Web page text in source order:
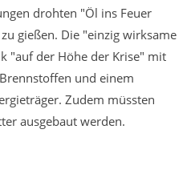
drohten "Öl ins Feuer
gießen. Die "einzig wirksame
"auf der Höhe der Krise" mit
und einem
Zudem müssten
ausgebaut werden.